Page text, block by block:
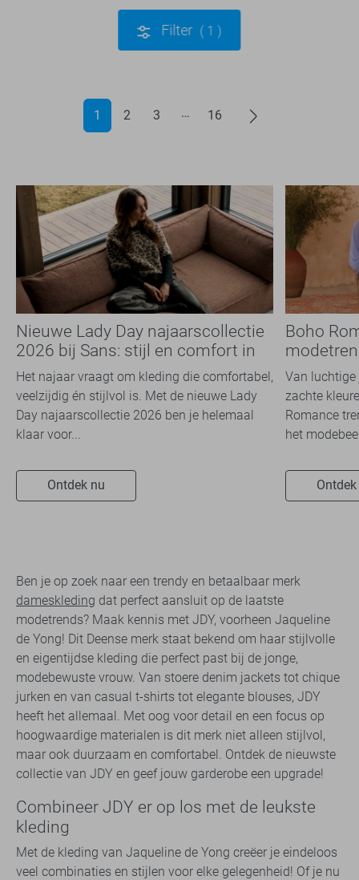
Filter 1
1 2 3 16
Nieuwe Lady Day najaarscollectie
2026 bij Sans: stijl en comfort in
travelkwaliteit
Het najaar vraagt om kleding die comfortabel,
veelzijdig én stijlvol is. Met de nieuwe Lady
Day najaarscollectie 2026 ben je helemaal
klaar voor...
Ontdek nu
Boho
overal
Van luchtige
zachte
Romance
het
Ben je op zoek naar een trendy en betaalbaar merk
dameskleding dat perfect aansluit op de laatste
modetrends? Maak kennis met JDY, voorheen Jaqueline
de Yong! Dit Deense merk staat bekend om haar stijlvolle
en eigentijdse kleding die perfect past bij de jonge,
modebewuste vrouw. Van stoere denim jackets tot chique
jurken en van casual t-shirts tot elegante blouses, JDY
heeft het allemaal. Met oog voor detail en een focus op
hoogwaardige materialen is dit merk niet alleen stijlvol,
maar ook duurzaam en comfortabel. Ontdek de nieuwste
collectie van JDY en geef jouw garderobe een upgrade!
Combineer JDY er op los met de leukste
kleding
Met de kleding van Jaqueline de Yong creëer je eindeloos
veel combinaties en stijlen voor elke gelegenheid! Of je nu